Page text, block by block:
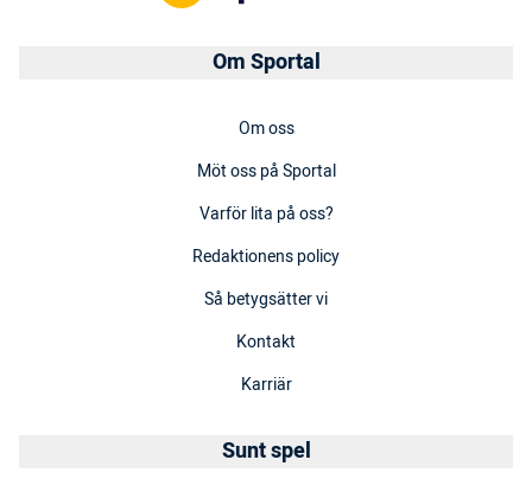
Om Sportal
Om oss
Möt oss på Sportal
Varför lita på oss?
Redaktionens policy
Så betygsätter vi
Kontakt
Karriär
Sunt spel